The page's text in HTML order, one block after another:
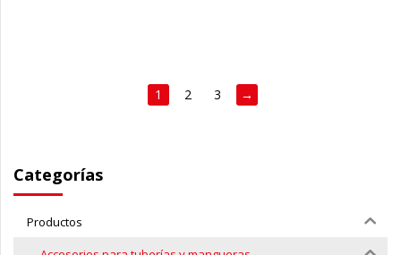
1 2 3 →
Categorías
Productos